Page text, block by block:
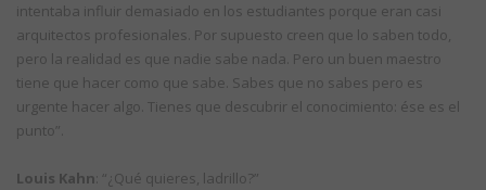
intentaba influir demasiado en los estudiantes porque eran casi
arquitectos profesionales. Por supuesto creen que lo saben todo,
pero la realidad es que nadie sabe nada. Pero un buen maestro
tiene que hacer como que sabe. Sabes que no sabes pero es
urgente hacer algo. Tienes que descubrir el conocimiento: ése es el
punto”.
Louis Kahn : “¿Qué quieres, ladrillo?”